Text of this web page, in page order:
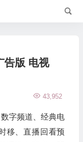
告版 电视
43,952
字频道、经典电
移、直播回看预